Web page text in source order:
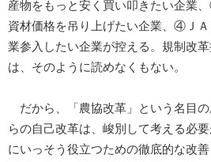
産物をもっと安く買い叩きたい企業
資材価格を吊り上げたい企業、④Ｊ
業参入したい企業が控える。規制改
は、そのように読めなくもない。
だから、「農協改革」という名目
らの自己改革は、峻別して考える必
にいっそう役立つための徹底的な改